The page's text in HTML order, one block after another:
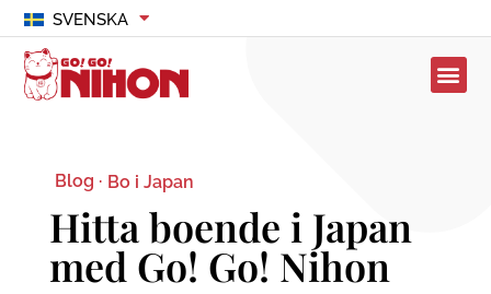
SVENSKA
Blog · Bo i Japan
Hitta boende i Japan
med Go! Go! Nihon